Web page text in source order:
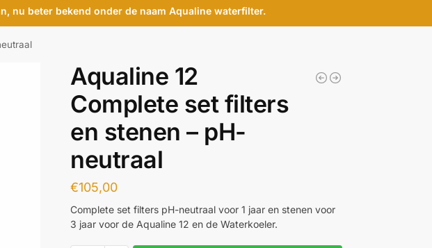
nu beter bekend onder de naam Aqualine waterfilter.
Aqualine 12
Complete set filters
en stenen – pH-
neutraal
€105,00
Complete set filters pH-neutraal voor 1 jaar en stenen voor
3 jaar voor de Aqualine 12 en de Waterkoeler.